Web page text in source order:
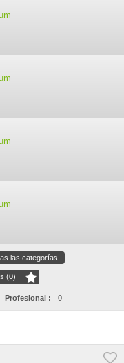
las categorías
(0)
Profesional : 0